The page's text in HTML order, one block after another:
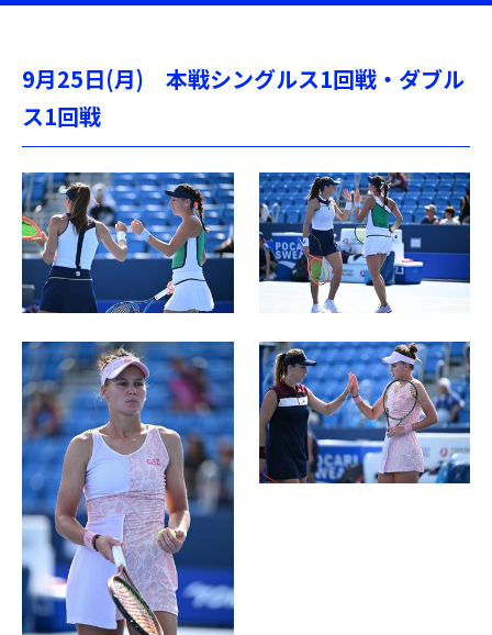
9月25日(月) 本戦シングルス1回戦・ダブル
ス1回戦